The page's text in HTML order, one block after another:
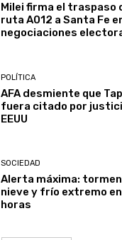
Milei firma el traspaso
ruta A012 a Santa Fe
negociaciones
POLÍTICA
AFA desmiente que
fuera citado por
EEUU
SOCIEDAD
Alerta máxima:
nieve y frío extremo
horas